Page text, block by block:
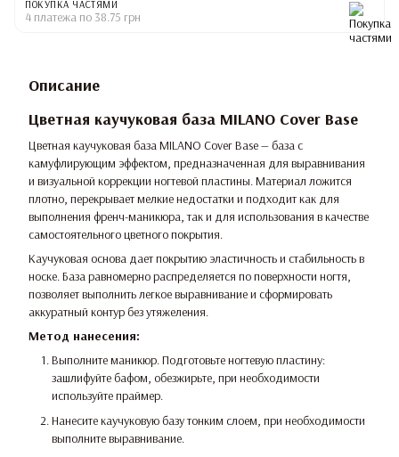
ПОКУПКА ЧАСТЯМИ
4 платежа по 38.75 грн
Описание
Цветная каучуковая база MILANO Cover Base
Цветная каучуковая база MILANO Cover Base — база с
камуфлирующим эффектом, предназначенная для выравнивания
и визуальной коррекции ногтевой пластины. Материал ложится
плотно, перекрывает мелкие недостатки и подходит как для
выполнения френч-маникюра, так и для использования в качестве
самостоятельного цветного покрытия.
Каучуковая основа дает покрытию эластичность и стабильность в
носке. База равномерно распределяется по поверхности ногтя,
позволяет выполнить легкое выравнивание и сформировать
аккуратный контур без утяжеления.
Метод нанесения:
Выполните маникюр. Подготовьте ногтевую пластину:
зашлифуйте бафом, обезжирьте, при необходимости
используйте праймер.
Нанесите каучуковую базу тонким слоем, при необходимости
выполните выравнивание.